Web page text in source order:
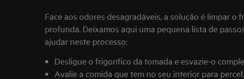
Face aos odores desagradáveis, a solução é limpar o frigorifico de forma
profunda. Deixamos aqui uma pequena lista de
ajudar neste processo:
Desligue o frigorífico da tomada e esvazie-o
Avalie a comida que tem no seu interior para